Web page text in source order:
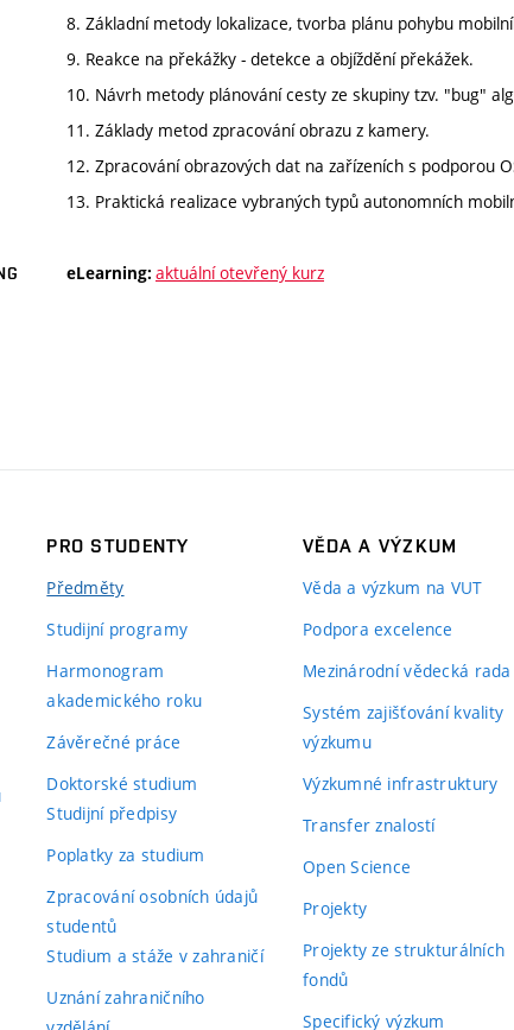
8. Základní metody lokalizace, tvorba plánu pohybu
9. Reakce na překážky - detekce a objíždění překážek.
10. Návrh metody plánování cesty ze skupiny tzv. "bug"
11. Základy metod zpracování obrazu z kamery.
12. Zpracování obrazových dat na zařízeních s podporou
13. Praktická realizace vybraných typů autonomních
eLearning: aktuální otevřený kurz
PRO STUDENTY
Předměty
Studijní programy
Harmonogram
akademického roku
Závěrečné práce
Doktorské studium
Studijní předpisy
Poplatky za studium
Zpracování osobních údajů
studentů
Studium a stáže v zahraničí
Uznání zahraničního
VĚDA A VÝZKUM
Věda a výzkum na VUT
Podpora excelence
Mezinárodní vědecká rada
Systém zajišťování kvality
výzkumu
Výzkumné infrastruktury
Transfer znalostí
Open Science
Projekty
Projekty ze strukturálních
fondů
Specifický výzkum